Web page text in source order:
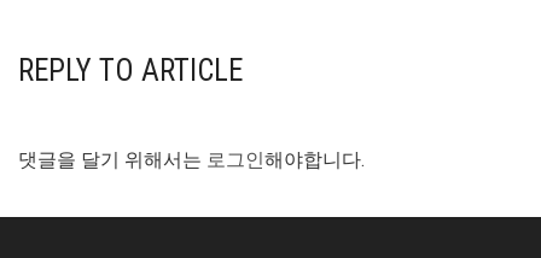
REPLY TO ARTICLE
댓글을 달기 위해서는 로그인해야합니다.